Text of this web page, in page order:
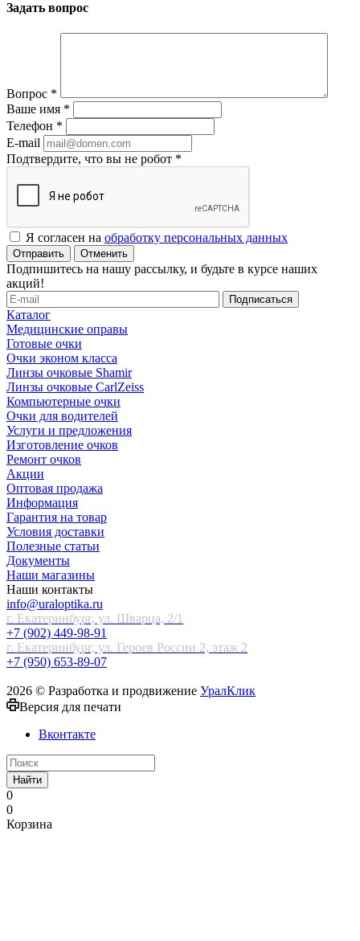
Задать вопрос
Вопрос *
Ваше имя *
Телефон *
E-mail
Подтвердите, что вы не робот *
Я согласен на обработку персональных данных
Отменить
Подпишитесь на нашу рассылку, и будьте в курсе наших
акций!
Каталог
Медицинские оправы
Готовые очки
Очки эконом класса
Линзы очковые Shamir
Линзы очковые CarlZeiss
Компьютерные очки
Очки для водителей
Услуги и предложения
Изготовление очков
Ремонт очков
Акции
Оптовая продажа
Информация
Гарантия на товар
Условия доставки
Полезные статьи
Документы
Наши магазины
Наши контакты
info@uraloptika.ru
г. Екатеринбург, ул. Шварца, 2/1
+7 (902) 449-98-91
г. Екатеринбург, ул. Героев России 2, этаж 2
+7 (950) 653-89-07
2026 © Разработка и продвижение УралКлик
Версия для печати
Вконтакте
Найти
0
0
Корзина